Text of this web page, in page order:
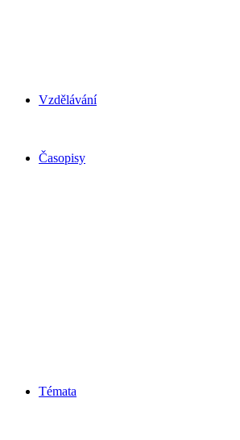
Vzdělávání
Časopisy
Témata